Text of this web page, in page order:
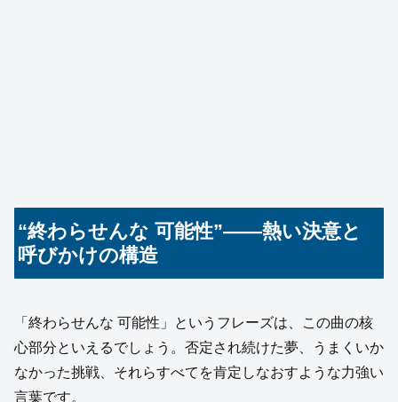
“終わらせんな 可能性”――熱い決意と
呼びかけの構造
「終わらせんな 可能性」というフレーズは、この曲の核
心部分といえるでしょう。否定され続けた夢、うまくいか
なかった挑戦、それらすべてを肯定しなおすような力強い
言葉です。